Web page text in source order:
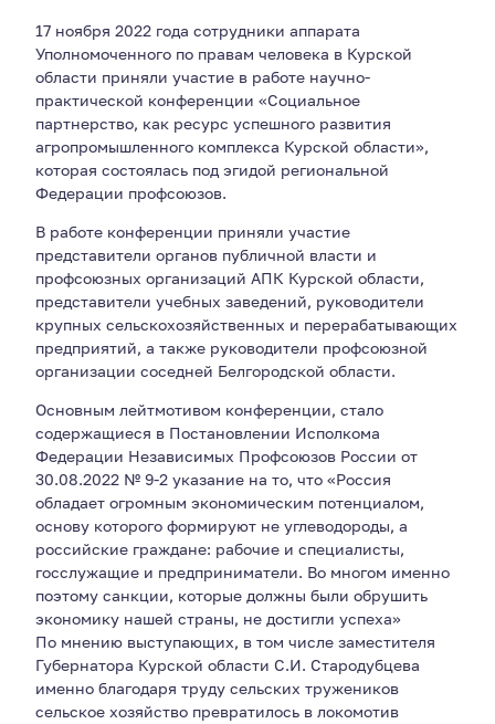
17 ноября 2022 года сотрудники аппарата
Уполномоченного по правам человека в Курской
области приняли участие в работе научно-
практической конференции «Социальное
партнерство, как ресурс успешного развития
агропромышленного комплекса Курской области»,
которая состоялась под эгидой региональной
Федерации профсоюзов.
В работе конференции приняли участие
представители органов публичной власти и
профсоюзных организаций АПК Курской области,
представители учебных заведений, руководители
крупных сельскохозяйственных и перерабатывающих
предприятий, а также руководители профсоюзной
организации соседней Белгородской области.
Основным лейтмотивом конференции, стало
содержащиеся в Постановлении Исполкома
Федерации Независимых Профсоюзов России от
30.08.2022 № 9-2 указание на то, что «Россия
обладает огромным экономическим потенциалом,
основу которого формируют не углеводороды, а
российские граждане: рабочие и специалисты,
госслужащие и предприниматели. Во многом именно
поэтому санкции, которые должны были обрушить
экономику нашей страны, не достигли успеха»
По мнению выступающих, в том числе заместителя
Губернатора Курской области С.И. Стародубцева
именно благодаря труду сельских тружеников
сельское хозяйство превратилось в локомотив